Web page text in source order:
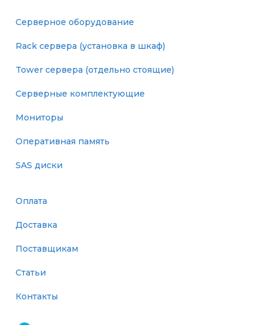
Серверное оборудование
Rack сервера (установка в шкаф)
Tower сервера (отдельно стоящие)
Серверные комплектующие
Мониторы
Оперативная память
SAS диски
Оплата
Доставка
Поставщикам
Статьи
Контакты